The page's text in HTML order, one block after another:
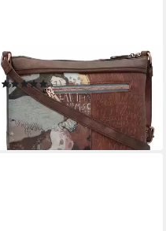
Umhängetasche Core
(1)
32,58 € UVP73,95 €
-56%
in 2-3 Werktagen bei dir